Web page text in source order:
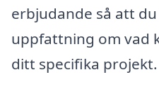
erbjudande så att
uppfattning om vad
ditt specifika projekt.